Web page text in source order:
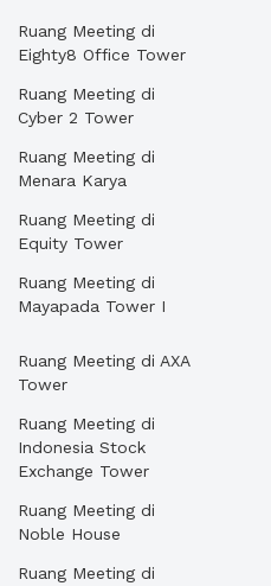
Ruang Meeting di
Eighty8 Office Tower
Ruang Meeting di
Cyber 2 Tower
Ruang Meeting di
Menara Karya
Ruang Meeting di
Equity Tower
Ruang Meeting di
Mayapada Tower I
Ruang Meeting di AXA
Tower
Ruang Meeting di
Indonesia Stock
Exchange Tower
Ruang Meeting di
Noble House
Ruang Meeting di